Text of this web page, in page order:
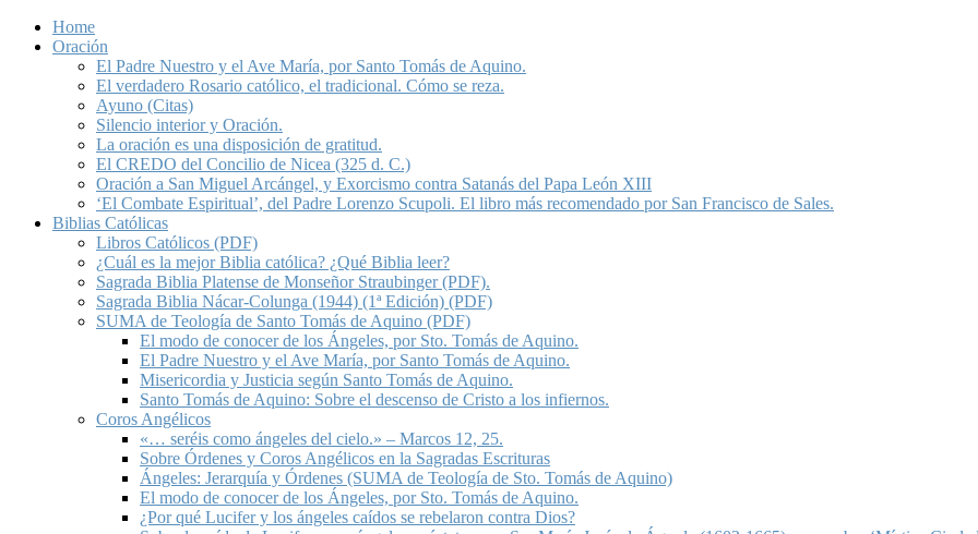
Home
Oración
El Padre Nuestro y el Ave María, por Santo Tomás de Aquino.
El verdadero Rosario católico, el tradicional. Cómo se reza.
Ayuno (Citas)
Silencio interior y Oración.
La oración es una disposición de gratitud.
El CREDO del Concilio de Nicea (325 d. C.)
Oración a San Miguel Arcángel, y Exorcismo contra Satanás del Papa León XIII
‘El Combate Espiritual’, del Padre Lorenzo Scupoli. El libro más recomendado por San Francisco de Sales.
Biblias Católicas
Libros Católicos (PDF)
¿Cuál es la mejor Biblia católica? ¿Qué Biblia leer?
Sagrada Biblia Platense de Monseñor Straubinger (PDF).
Sagrada Biblia Nácar-Colunga (1944) (1ª Edición) (PDF)
SUMA de Teología de Santo Tomás de Aquino (PDF)
El modo de conocer de los Ángeles, por Sto. Tomás de Aquino.
El Padre Nuestro y el Ave María, por Santo Tomás de Aquino.
Misericordia y Justicia según Santo Tomás de Aquino.
Santo Tomás de Aquino: Sobre el descenso de Cristo a los infiernos.
Coros Angélicos
«… seréis como ángeles del cielo.» – Marcos 12, 25.
Sobre Órdenes y Coros Angélicos en la Sagradas Escrituras
Ángeles: Jerarquía y Órdenes (SUMA de Teología de Sto. Tomás de Aquino)
El modo de conocer de los Ángeles, por Sto. Tomás de Aquino.
¿Por qué Lucifer y los ángeles caídos se rebelaron contra Dios?